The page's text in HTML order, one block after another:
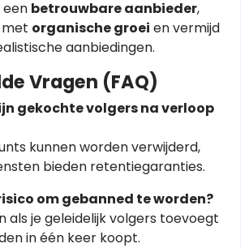
een betrouwbare aanbieder,
organische groei en vermijd
aanbiedingen.
Vragen (FAQ)
gekochte volgers na verloop
kunnen worden verwijderd,
bieden retentiegaranties.
om gebanned te worden?
als je geleidelijk volgers toevoegt
in één keer koopt.